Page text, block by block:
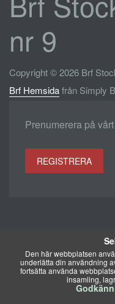
nr 9
Copyright © 2026 Brf
Brf Hemsidafrån Simply
Prenumerera på
REGISTRERA
Den här webbplatsen
underlätta din användning
fortsätta använda
insamling,
Godkänn